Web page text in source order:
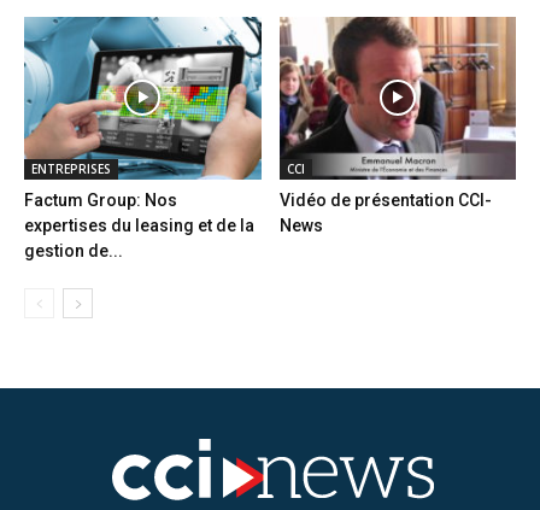
ENTREPRISES
Factum Group: Nos
expertises du leasing et de la
gestion de...
CCI
Vidéo de présentation CCI-
News